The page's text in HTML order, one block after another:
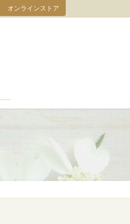
オンラインストア